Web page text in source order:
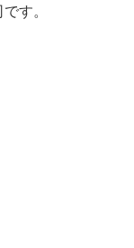
す。